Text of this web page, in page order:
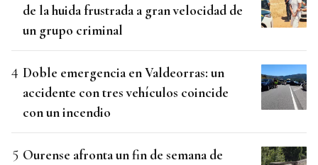
de la huida frustrada a gran velocidad de
un grupo criminal
Doble emergencia en Valdeorras: un
accidente con tres vehículos coincide
con un incendio
Ourense afronta un fin de semana de